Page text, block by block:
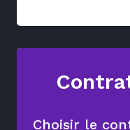
Choisir le